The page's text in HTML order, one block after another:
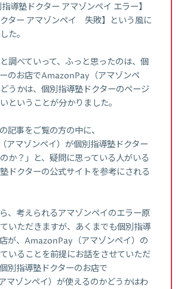
導塾ドクター アマゾンペイ エラー】
クター アマゾンペイ 失敗】という風に
た。
調べていって、ふっと思ったのは、個
のお店でAmazonPay（アマゾンペ
うかは、個別指導塾ドクターのページ
ということが分かりました。
記事をご覧の方の中に、
アマゾンペイ）が個別指導塾ドクター
か？」と、疑問に思っている人がいる
ドクターの公式サイトを参考にされる
、考えられるアマゾンペイのエラー原
いただきますが、あくまでも個別指導
が、AmazonPay（アマゾンペイ）の
いることを前提にお話をさせていただ
別指導塾ドクターのお店で
マゾンペイ）が使えるのかどうかはわ